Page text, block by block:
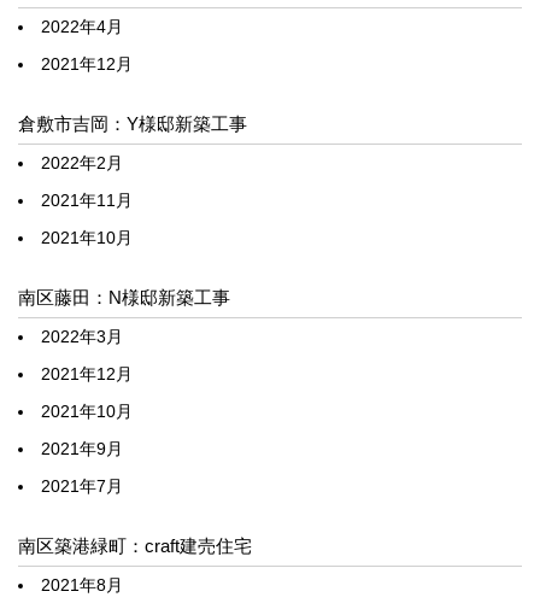
2022年4月
2021年12月
倉敷市吉岡：Y様邸新築工事
2022年2月
2021年11月
2021年10月
南区藤田：N様邸新築工事
2022年3月
2021年12月
2021年10月
2021年9月
2021年7月
南区築港緑町：craft建売住宅
2021年8月